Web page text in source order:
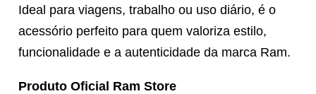
Ideal para viagens, trabalho ou uso diário, é o
acessório perfeito para quem valoriza estilo,
funcionalidade e a autenticidade da marca Ram.
Produto Oficial Ram Store